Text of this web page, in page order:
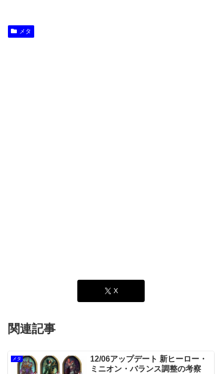
メタ
X
関連記事
メタ
12/06アップデート 新ヒーロー・
ミニオン・バランス調整の考察